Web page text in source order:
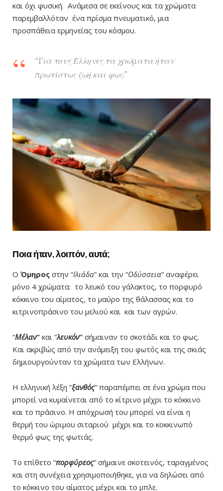
και όχι φυσική. Ανάμεσα σε εκείνους και τα χρώματα
παρεμβαλλόταν ένα πρίσμα πνευματικό, μια
προσπάθεια ερμηνείας του κόσμου.
“Για τους Έλληνες τα χρώματα ήταν
πρωτίστως ζωή και φως.”
Ποια ήταν, λοιπόν, αυτά;
Ο Όμηρος στην “Ιλιάδα” και την “Οδύσσεια” αναφέρει
μόνο 4 χρώματα: το λευκό του γάλακτος, το πορφυρό
κόκκινο του αίματος, το μαύρο της θάλασσας και το
κιτρινοπράσινο του μελιού και και των αγρών.
“Μέλαν“ και “λευκόν“ σήμαιναν το σκοτάδι και το φως.
Και ακριβώς από την ανάμειξη του φωτός και της σκιάς
δημιουργούνταν τα χρώματα των Ελλήνων.
Η ελληνική λέξη “ξανθός” παραπέμπει σε ένα χρώμα που
μπορεί να κυμαίνεται από το κίτρινο μέχρι το κόκκινο
και το πράσινο. Η απόχρωσή του μπορεί να είναι η
θερμή του ώριμου σιταριού μέχρι και το κοκκινωπό
θερμό φως της φωτιάς.
Το επίθετο “πορφύρεος” σήμαινε σκοτεινός, ταραγμένος
και στη συνέχεια χρησιμοποιήθηκε, για να δηλώσει από
το κόκκινο του αίματος μέχρι και το μπλε.